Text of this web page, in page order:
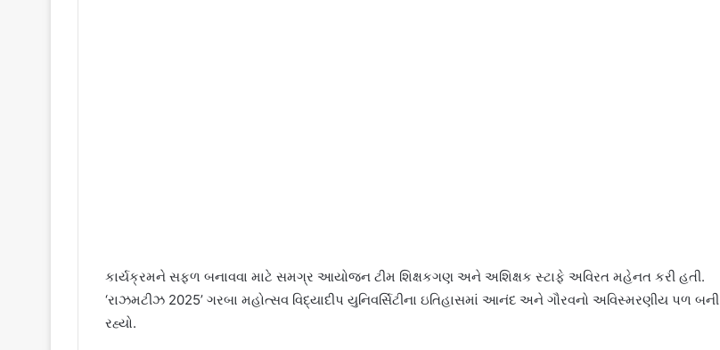
કાર્યક્રમને સફળ બનાવવા માટે સમગ્ર આયોજન ટીમ શિક્ષકગણ અને અશિક્ષક સ્ટાફે અવિરત મહેનત કરી હતી.
‘રાઝમટીઝ 2025’ ગરબા મહોત્સવ વિદ્યાદીપ યુનિવર્સિટીના ઇતિહાસમાં આનંદ અને ગૌરવનો અવિસ્મરણીય પળ બની
રહ્યો.